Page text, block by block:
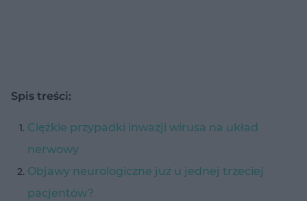
Spis treści:
Ciężkie przypadki inwazji wirusa na układ
nerwowy
Objawy neurologiczne już u jednej trzeciej
pacjentów?